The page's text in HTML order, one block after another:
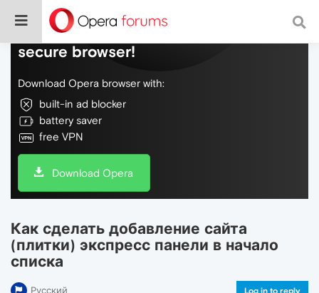
Do more on the web, with a fast and
secure browser!
Download Opera browser with:
built-in ad blocker
battery saver
free VPN
Download Opera
Как сделать добавление сайта
(плитки) экспресс панели в начало
списка
Русский Log in to reply